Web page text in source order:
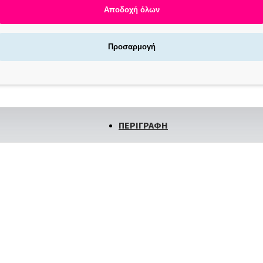
Αγοράζεις τώρα πληρώνεις αργότερα σε 3
άτοκες δόσεις !
NOW LOCKERS | ΓΡΉΓΟΡΗ ΠΑΡΆΔΟΣΗ
ΠΕΡΙΓΡΑΦΗ
Αποδοχή όλων
Προσαρμογή